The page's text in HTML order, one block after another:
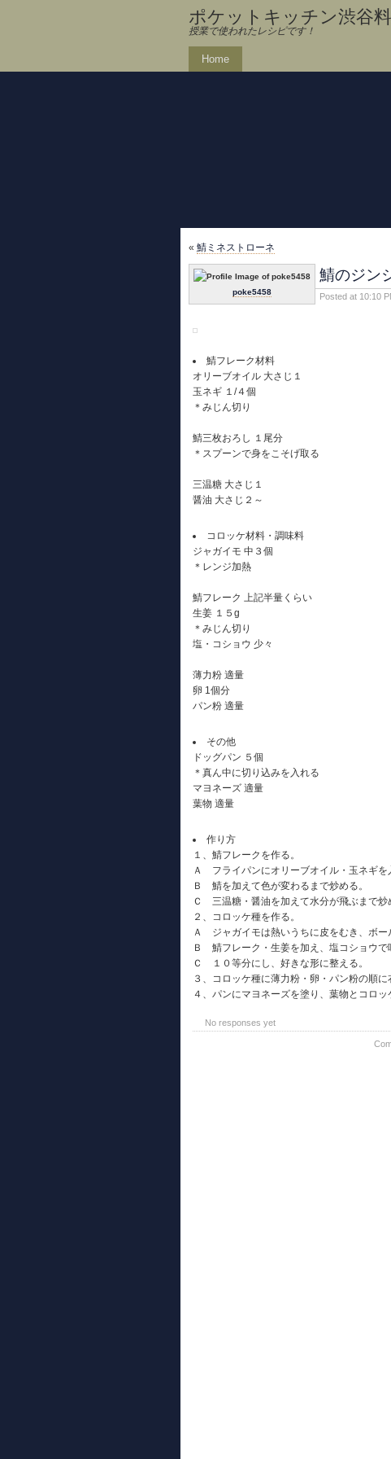
ポケットキッチン渋谷
授業で使われたレシピです！
Home
« 鯖ミネストローネ
poke5458
鯖のジン
Posted at 10:10
鯖フレーク材料
オリーブオイル 大さじ１
玉ネギ １/４個
＊みじん切り
鯖三枚おろし １尾分
＊スプーンで身をこそげ取る
三温糖 大さじ１
醤油 大さじ２～
コロッケ材料・調味料
ジャガイモ 中３個
＊レンジ加熱
鯖フレーク 上記半量くらい
生姜 １５g
＊みじん切り
塩・コショウ 少々
薄力粉 適量
卵 1個分
パン粉 適量
その他
ドッグパン ５個
＊真ん中に切り込みを入れる
マヨネーズ 適量
葉物 適量
作り方
１、鯖フレークを作る。
Ａ フライパンにオリーブオイル・玉ネギを
Ｂ 鯖を加えて色が変わるまで炒める。
Ｃ 三温糖・醤油を加えて水分が飛ぶまで炒
２、コロッケ種を作る。
Ａ ジャガイモは熱いうちに皮をむき、ボー
Ｂ 鯖フレーク・生姜を加え、塩コショウで
Ｃ １０等分にし、好きな形に整える。
３、コロッケ種に薄力粉・卵・パン粉の順
４、パンにマヨネーズを塗り、葉物とコロッ
No responses yet